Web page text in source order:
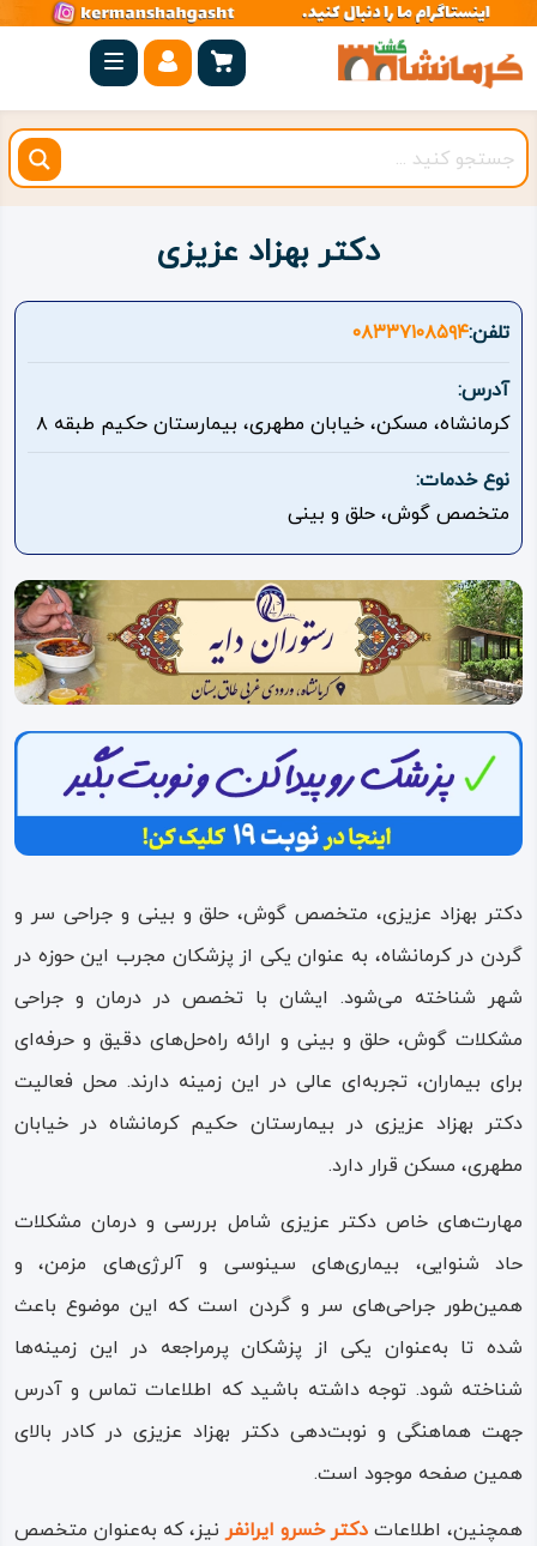
صفحه
اصلی
کرمانشاه
شهرستان
بیستون
روستاهای
هدف
اقامتگاه
ویدئو
درباره
ما
دکتر بهزاد عزیزی
تلفن:۰۸۳۳۷۱۰۸۵۹۴
آدرس:
کرمانشاه، مسکن، خیابان مطهری، بیمارستان حکیم طبقه ۸
نوع خدمات:
متخصص گوش، حلق و بینی
دکتر بهزاد عزیزی، متخصص گوش، حلق و بینی و جراحی سر و
گردن در کرمانشاه، به عنوان یکی از پزشکان مجرب این حوزه در
شهر شناخته می‌شود. ایشان با تخصص در درمان و جراحی
مشکلات گوش، حلق و بینی و ارائه راه‌حل‌های دقیق و حرفه‌ای
برای بیماران، تجربه‌ای عالی در این زمینه دارند. محل فعالیت
دکتر بهزاد عزیزی در بیمارستان حکیم کرمانشاه در خیابان
مطهری، مسکن قرار دارد.
مهارت‌های خاص دکتر عزیزی شامل بررسی و درمان مشکلات
حاد شنوایی، بیماری‌های سینوسی و آلرژی‌های مزمن، و
همین‌طور جراحی‌های سر و گردن است که این موضوع باعث
شده تا به‌عنوان یکی از پزشکان پرمراجعه در این زمینه‌ها
شناخته شود. توجه داشته باشید که اطلاعات تماس و آدرس
جهت هماهنگی و نوبت‌دهی دکتر بهزاد عزیزی در کادر بالای
همین صفحه موجود است.
همچنین، اطلاعات دکتر خسرو ایرانفر نیز، که به‌عنوان متخصص